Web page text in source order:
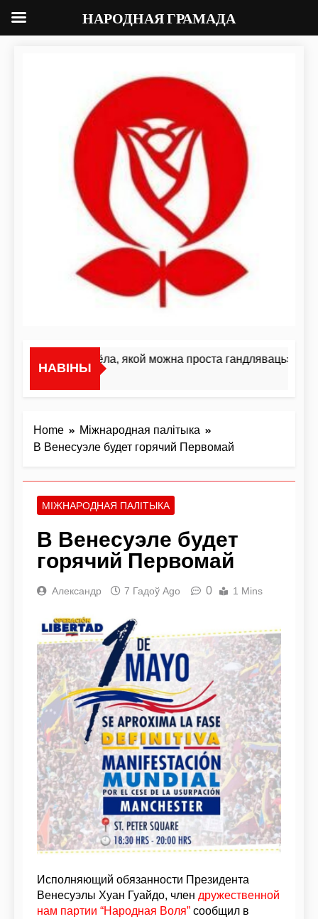
НАВІНЫ
«Я не жывёла, якой можна проста гандляваць»У
Home
Міжнародная палітыка
В Венесуэле будет горячий Первомай
МІЖНАРОДНАЯ ПАЛІТЫКА
В Венесуэле будет
горячий Первомай
Александр 7 Гадоў Ago 0 1 Mins
Исполняющий обязанности Президента
Венесуэлы Хуан Гуайдо, член дружественной
нам партии “Народная Воля” сообщил в
НАРОДНАЯ ГРАМАДА